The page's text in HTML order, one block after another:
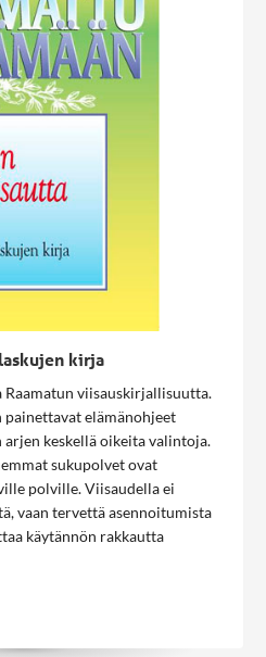
kirja
Raamatun viisauskirjallisuutta.
painettavat elämänohjeet
keskellä oikeita valintoja.
sukupolvet ovat
polville. Viisaudella ei
vaan tervettä asennoitumista
käytännön rakkautta